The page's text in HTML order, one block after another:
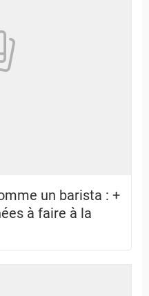
un barista : +
à faire à la